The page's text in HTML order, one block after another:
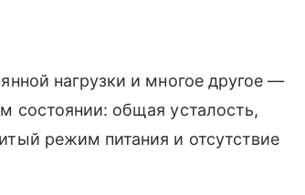
нагрузки и многое другое —
состоянии: общая усталость,
режим питания и отсутствие